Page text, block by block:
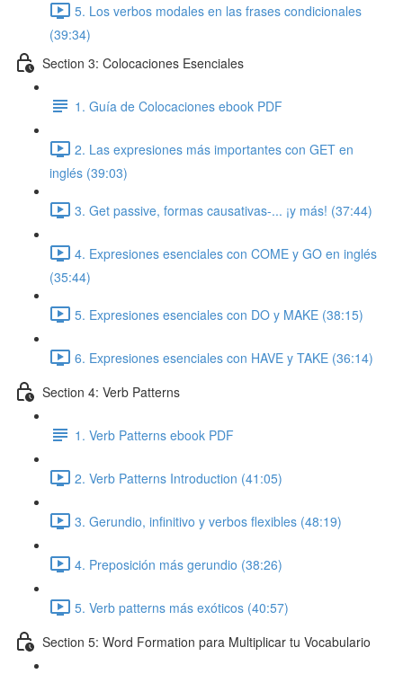
5. Los verbos modales en las frases condicionales
(39:34)
Section 3: Colocaciones Esenciales
1. Guía de Colocaciones ebook PDF
2. Las expresiones más importantes con GET en
inglés (39:03)
3. Get passive, formas causativas-... ¡y más! (37:44)
4. Expresiones esenciales con COME y GO en inglés
(35:44)
5. Expresiones esenciales con DO y MAKE (38:15)
6. Expresiones esenciales con HAVE y TAKE (36:14)
Section 4: Verb Patterns
1. Verb Patterns ebook PDF
2. Verb Patterns Introduction (41:05)
3. Gerundio, infinitivo y verbos flexibles (48:19)
4. Preposición más gerundio (38:26)
5. Verb patterns más exóticos (40:57)
Section 5: Word Formation para Multiplicar tu Vocabulario